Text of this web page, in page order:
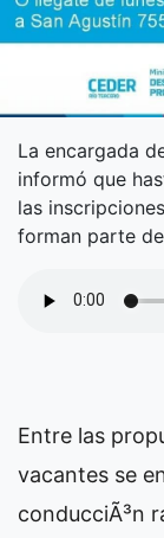
La encargada
informó que
las
forman parte
Entre las
vacantes se
conducciÃ³n